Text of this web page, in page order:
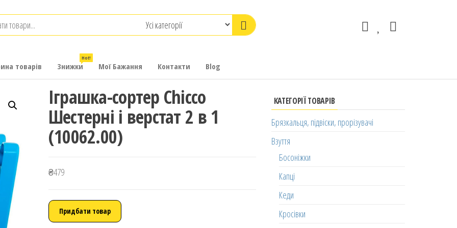
товарів Знижки
Hot!
Мої Бажання Контакти Blog
Іграшка-сортер Chicco
Шестерні і верстат 2 в 1
(10062.00)
₴479
Придбати товар
КАТЕГОРІЇ ТОВАРІВ
Брязкальця, підвіски, прорізувачі
Взуття
Босоніжки
Капці
Кеди
Кросівки